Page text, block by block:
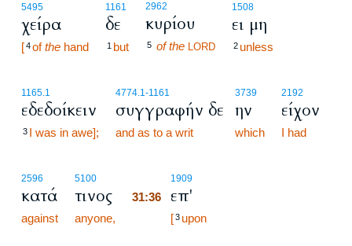
5495
χείρα
[4ofthe hand
1161
δε
1 but
2962
κυρίου
5 of the LORD
1508
ει μη
2 unless
1165.1
εδεδοίκειν
3 I was in awe];
4774.1-1161
συγγραφήν δε
and as to a writ
3739
ην
which
2192
είχον
I had
2596
κατά
against
5100
τινος
anyone,
1909
31:36 επ'
[3 upon